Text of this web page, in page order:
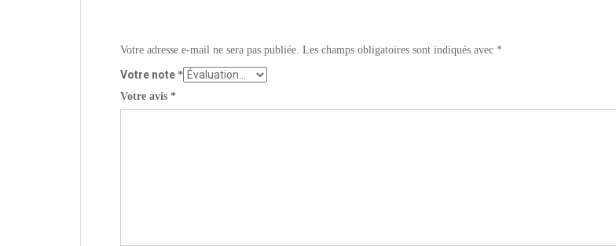
Votre adresse e-mail ne sera pas publiée. Les champs obligatoires sont indiqués avec *
Votre note *
Votre avis *